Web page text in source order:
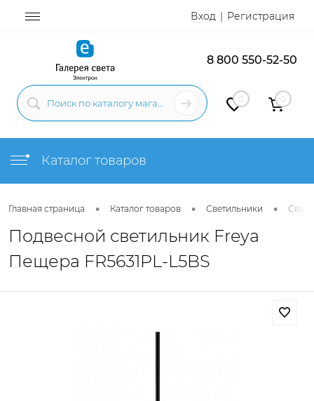
Вход Регистрация
8 800 550-52-50
0 0
Каталог товаров
Главная страница • Каталог товаров • Светильники •
Подвесной светильник Freya
Пещера FR5631PL-L5BS